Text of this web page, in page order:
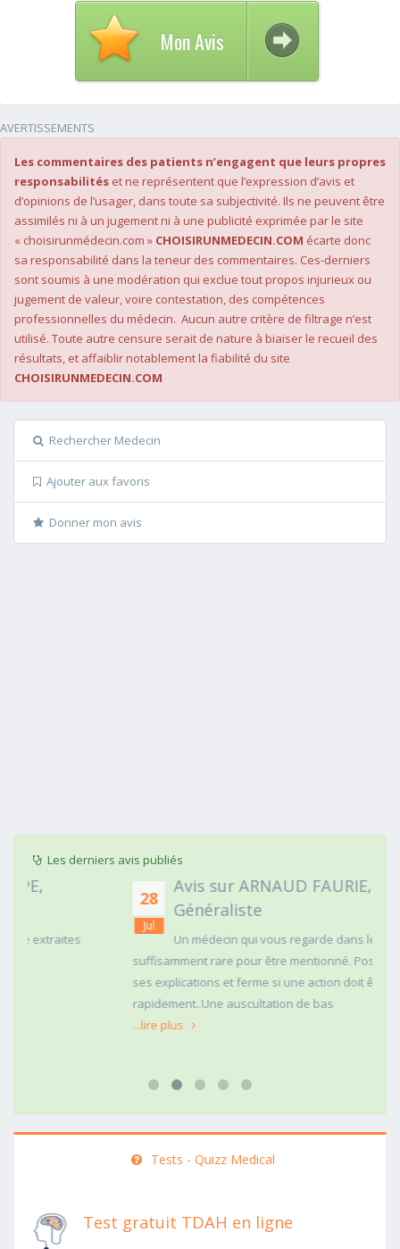
Mon Avis
AVERTISSEMENTS
Les commentaires des patients n’engagent que leurs propres
responsabilités et ne représentent que l’expression d’avis et
d’opinions de l’usager, dans toute sa subjectivité. Ils ne peuvent être
assimilés ni à un jugement ni à une publicité exprimée par le site
« choisirunmédecin.com » CHOISIRUNMEDECIN.COM écarte donc
sa responsabilité dans la teneur des commentaires. Ces-derniers
sont soumis à une modération qui exclue tout propos injurieux ou
jugement de valeur, voire contestation, des compétences
professionnelles du médecin. Aucun autre critère de filtrage n’est
utilisé. Toute autre censure serait de nature à biaiser le recueil des
résultats, et affaiblir notablement la fiabilité du site
CHOISIRUNMEDECIN.COM
Rechercher Medecin
Ajouter aux favoris
Donner mon avis
Les derniers avis publiés
Avis sur ARNAUD FAURIE, Médecin
Généraliste
Un médecin qui vous regarde dans les yeux c'est
suffisamment rare pour être mentionné. Posé,clair dans
ses explications et ferme si une action doit être menée
rapidement..Une auscultation de bas
Tests - Quizz Medical
Test gratuit TDAH en ligne